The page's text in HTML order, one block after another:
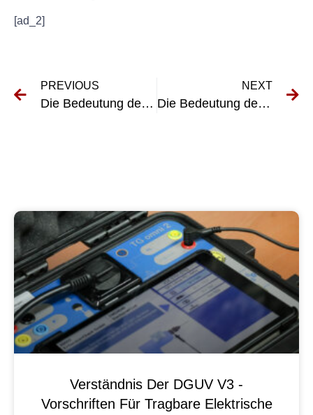
[ad_2]
PREVIOUS
Die Bedeutung der UVV-Wartung: So bleibt Ihre Ausrüstung sicher und zuverlässig
NEXT
Die Bedeutung der UVV-Prüfung für die Arbeitssicherheit verstehen
Verständnis Der DGUV V3 -
Vorschriften Für Tragbare Elektrische